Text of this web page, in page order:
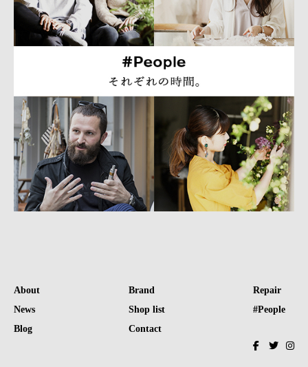
About
News
Blog
Brand
Shop list
Contact
Repair
#People